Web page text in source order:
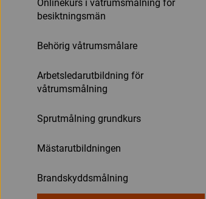
Onlinekurs i våtrumsmålning för
besiktningsmän
Behörig våtrumsmålare
Arbetsledarutbildning för
våtrumsmålning
Sprutmålning grundkurs
Mästarutbildningen
Brandskyddsmålning